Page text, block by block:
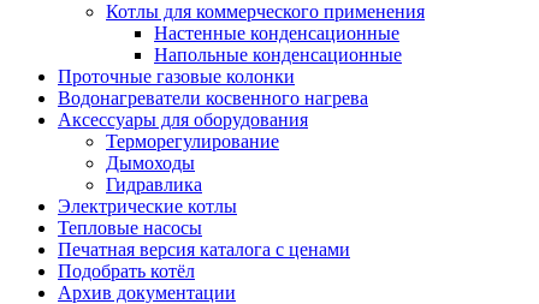
Котлы для коммерческого применения
Настенные конденсационные
Напольные конденсационные
Проточные газовые колонки
Водонагреватели косвенного нагрева
Аксессуары для оборудования
Терморегулирование
Дымоходы
Гидравлика
Электрические котлы
Тепловые насосы
Печатная версия каталога с ценами
Подобрать котёл
Архив документации